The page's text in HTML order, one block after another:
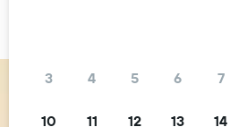
3 4 5 6 7
10 11 12 13 14